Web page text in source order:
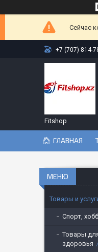
Сейчас
+7 (707) 814-
Fitshop
ГЛАВНАЯ
Товары и
Спорт,
Товары
здоровья